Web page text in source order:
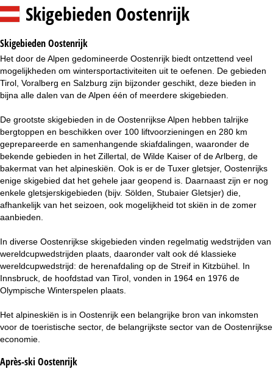
t
r
t
a
g
i
n
Skigebieden Oostenrijk
Skigebieden Oostenrijk
Het door de Alpen gedomineerde Oostenrijk biedt ontzettend veel
mogelijkheden om wintersportactiviteiten uit te oefenen. De gebieden
Tirol, Voralberg en Salzburg zijn bijzonder geschikt, deze bieden in
bijna alle dalen van de Alpen één of meerdere skigebieden.
De grootste skigebieden in de Oostenrijkse Alpen hebben talrijke
bergtoppen en beschikken over 100 liftvoorzieningen en 280 km
geprepareerde en samenhangende skiafdalingen, waaronder de
bekende gebieden in het Zillertal, de Wilde Kaiser of de Arlberg, de
bakermat van het alpineskiën. Ook is er de Tuxer gletsjer, Oostenrijks
enige skigebied dat het gehele jaar geopend is. Daarnaast zijn er nog
enkele gletsjerskigebieden (bijv. Sölden, Stubaier Gletsjer) die,
afhankelijk van het seizoen, ook mogelijkheid tot skiën in de zomer
aanbieden.
In diverse Oostenrijkse skigebieden vinden regelmatig wedstrijden van
wereldcupwedstrijden plaats, daaronder valt ook dé klassieke
wereldcupwedstrijd: de herenafdaling op de Streif in Kitzbühel. In
Innsbruck, de hoofdstad van Tirol, vonden in 1964 en 1976 de
Olympische Winterspelen plaats.
Het alpineskiën is in Oostenrijk een belangrijke bron van inkomsten
voor de toeristische sector, de belangrijkste sector van de Oostenrijkse
economie.
Après-ski Oostenrijk